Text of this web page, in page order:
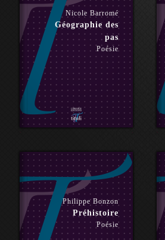
Nicole Barromé
Géographie des
pas
Poésie
Philippe Bonzon
Préhistoire
Poésie